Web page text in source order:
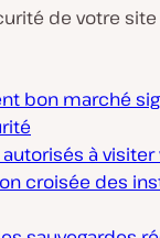
de votre site
bon marché
à
croisée des